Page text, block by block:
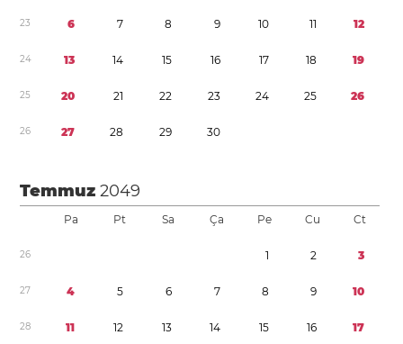
23 6 7 8 9 10 11 12
24 13 14 15 16 17 18 19
25 20 21 22 23 24 25 26
26 27 28 29 30
Temmuz2049
Pa Pt Sa Ça Pe Cu Ct
26 1 2 3
27 4 5 6 7 8 9 10
28 11 12 13 14 15 16 17